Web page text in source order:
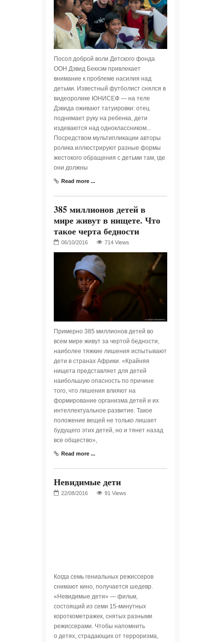
Посол доброй воли Детского фонда
ООН Дэвид Бекхэм привлекает
внимание к проблеме насилия над
детьми. Известный футболист снялся в
видеоролике ЮНИСЕФ — на теле
Дэвида оживают татуировки: отец
поднимает руку на ребенка, дети
издеваются над одноклассником...
Посредством мультипликации авторы
ролика иллюстрируют разные формы
жестокого обращения с детьми там, где
они должны
Read more ...
385 миллионов детей в
мире живут в нищете. Что
такое черта бедности
714 Views
Примерно 385 миллионов детей во
всем мире живут за чертой бедности,
наиболее тяжкие лишения испытывают
дети в странах Африки. «Крайняя
нищета представляет для детей
наибольшую опасность по причине
того, что лишения влияют на
формирование организма детей и их
интеллектуальное развитие. Такое
положение вещей не только лишает
будущего этих детей, но и тянет назад
все общество»,
Read more ...
Невидимые дети
91 Views
Когда семь гениальных режиссеров
снимают кино, получается шедевр.
«Невидимые дети» — фильм,
состоящий из семи 15-минутных
короткометражек, снятых разными
режиссерами. Чтобы напомнить
о детях, страдающих от терроризма,